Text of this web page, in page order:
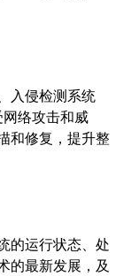
入侵检测系统
网络攻击和威
和修复，提升整
的运行状态、处
的最新发展，及